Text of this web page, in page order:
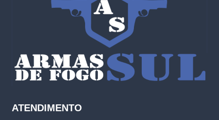
ATENDIMENTO